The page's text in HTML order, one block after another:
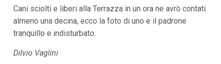
n
u
i
r
Cani sciolti e liberi alla Terrazza in un ora ne avrò contati
almeno una decina, ecco la foto di uno e il padrone
tranquillo e indisturbato.
Dilvio Vaglini